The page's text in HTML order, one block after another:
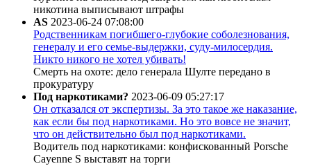
никотина выписывают штрафы
AS 2023-06-24 07:08:00
Родственникам погибшего-глубокие соболезнования,
генералу и его семье-выдержки, суду-милосердия.
Никто никого не хотел убивать!
Смерть на охоте: дело генерала Шулте передано в
прокуратуру
Под наркотиками? 2023-06-09 05:27:17
Он отказался от экспертизы. За это такое же наказание,
как если бы под наркотиками. Но это вовсе не значит,
что он действительно был под наркотиками.
Водитель под наркотиками: конфискованный Porsche
Cayenne S выставят на торги